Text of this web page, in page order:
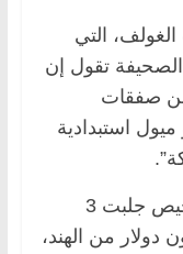
التي
الصحيفة تقول إن
صفقات
استبدادية
وزعمت الصحيفة أن صفقات الترخيص جلبت 3
من الفلبين، و2.3 مليون دولار من الهند،